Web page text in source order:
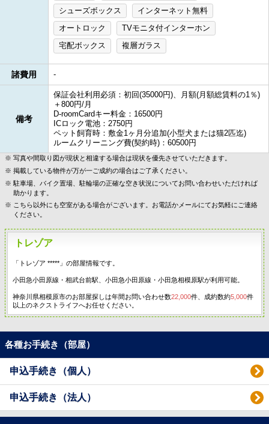
シューズボックス
インターネット無料
オートロック
TVモニタ付インターホン
宅配ボックス
複層ガラス
諸費用 -
備考
保証会社利用必須：初回(35000円)、月額(月額総賃料の1％)
＋800円/月
D-roomCardキー料金：16500円
ICロック電池：2750円
ペット飼育時：敷金1ヶ月分追加(小型犬または猫2匹迄)
ルームクリーニング費(契約時)：60500円
写真や間取り図が現状と相違する場合は現状を優先させていただきます。
掲載している物件が万が一ご成約の場合はご了承ください。
駐車場、バイク置場、駐輪場の正確な空き状況についてお問い合わせいただければ
助かります。
こちら以外にも空室がある場合がございます。お電話かメールにてお気軽にご連絡
ください。
トレゾア
「トレゾア *****」の部屋情報です。
小田急小田原線・相武台前駅、小田急小田原線・小田急相模原駅が利用可能。
神奈川県相模原市のお部屋探しは年間お問い合わせ数22,000件、成約数約5,000件
以上のネクストライフへお任せください。
各種お手続き（部屋）
申込手続き（個人）
申込手続き（法人）